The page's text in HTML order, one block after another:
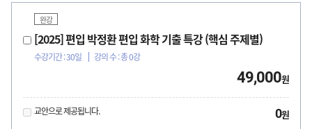
완강
[2025] 편입 박정환 편입 화학 기출 특강 (핵심 주제별)
수강기간 : 30일 강의 수 : 총 0강
49,000원
교안으로 제공됩니다. 0원